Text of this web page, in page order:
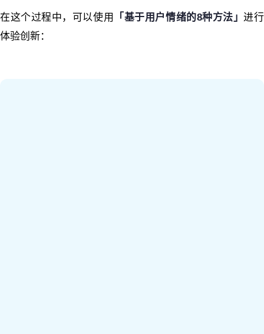
在这个过程中，可以使用 「基于用户情绪的8种方法」进行
体验创新：